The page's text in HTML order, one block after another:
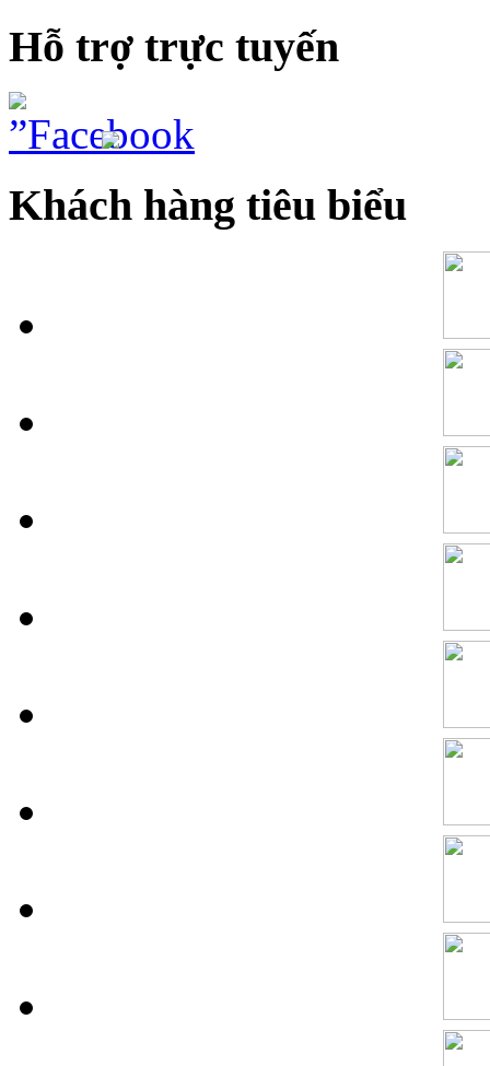
Hỗ trợ trực tuyến
Khách hàng tiêu biểu